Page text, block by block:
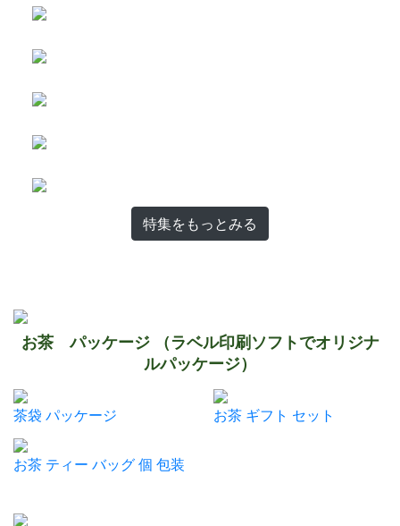
特集をもっとみる
お茶 パッケージ （ラベル印刷ソフトでオリジナ
ルパッケージ）
茶袋 パッケージ お茶 ギフト セット
お茶 ティー バッグ 個 包装